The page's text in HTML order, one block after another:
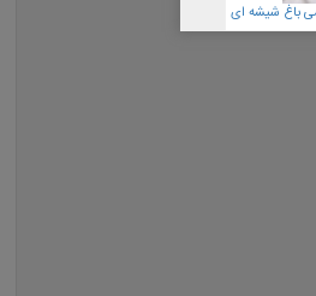
باغ شیشه ای